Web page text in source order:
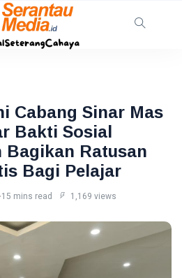
Cabang Sinar Mas
Bakti Sosial
Bagikan Ratusan
Bagi Pelajar
15 mins read 1,169 views